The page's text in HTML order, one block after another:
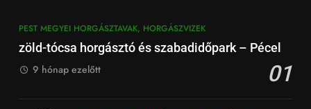
PEST MEGYEI HORGÁSZTAVAK, HORGÁSZVIZEK
zöld-tócsa horgásztó és szabadidőpark – Pécel
01
9 hónap ezelőtt